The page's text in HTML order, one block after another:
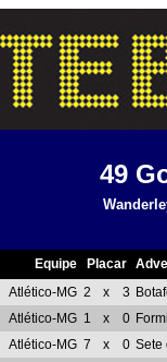
49
Equipe Placar
Atlético-MG 2 x 3
Atlético-MG 1 x 0
Atlético-MG 7 x 0 Sete